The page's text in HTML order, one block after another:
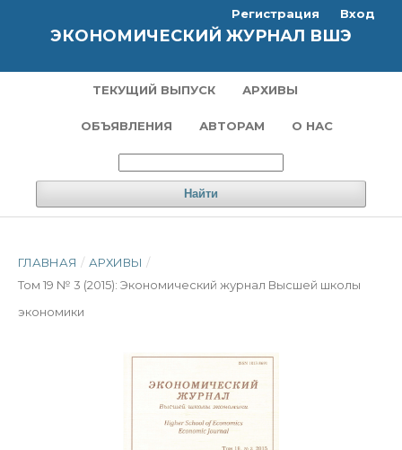
ЭКОНОМИЧЕСКИЙ ЖУРНАЛ ВШЭ
ТЕКУЩИЙ ВЫПУСК АРХИВЫ
ОБЪЯВЛЕНИЯ АВТОРАМ О НАС
Найти
Регистрация Вход
ГЛАВНАЯ / АРХИВЫ /
Том 19 № 3 (2015): Экономический журнал Высшей школы
экономики